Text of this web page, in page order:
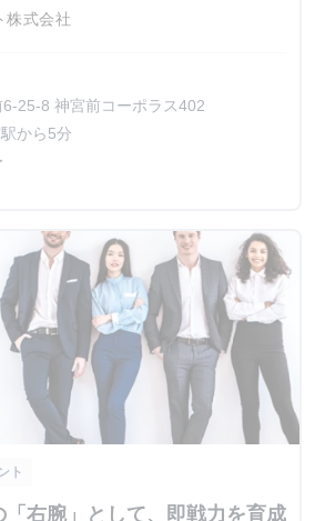
株式会社
25-8 神宮前コーポラス402
から5分
ト
「右腕」として、即戦力を育成